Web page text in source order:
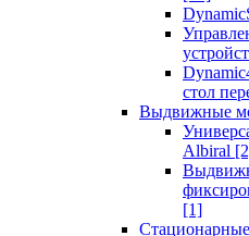
стол
Выдвижные
Albiral
[1]